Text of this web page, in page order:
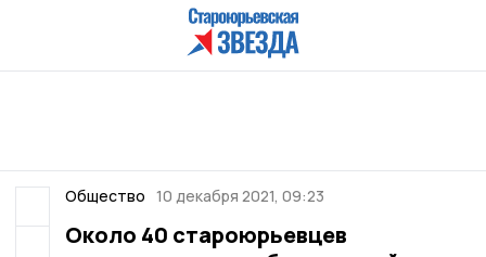
Общество 10 декабря 2021, 09:23
Около 40 староюрьевцев